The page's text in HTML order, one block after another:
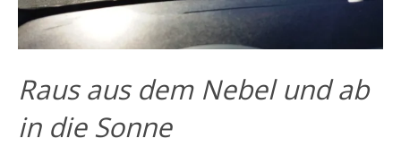
Raus aus dem Nebel und ab
in die Sonne